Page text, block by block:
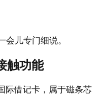
儿专门细说。
触功能
际借记卡，属于磁条芯